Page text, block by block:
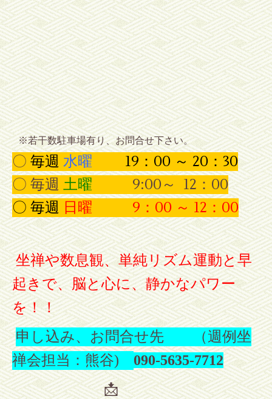
※若干数駐車場有り、お問合せ下さい。
〇 毎週 水曜
19：00 ～ 20：30
〇 毎週 土曜 9:00～ 12：00
〇 毎週 日曜 9 ：00 ～ 12 ：00
坐禅や数息観、単純リズム運動と早
起きで、脳と心に、静かなパワー
を！！
申し込み、お問合せ先
（週例坐
禅会担当：熊谷) 090-5635-7712
📩